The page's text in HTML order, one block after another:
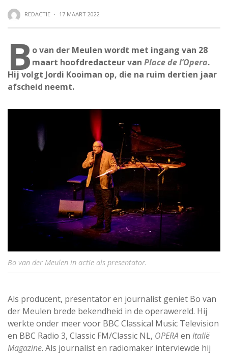
REDACTIE · 17 MAART 2022
B o van der Meulen wordt met ingang van 28
maart hoofdredacteur van Place de l’Opera.
Hij volgt Jordi Kooiman op, die na ruim dertien jaar
afscheid neemt.
Bo van der Meulen in actie als presentator.
Als producent, presentator en journalist geniet Bo van
der Meulen brede bekendheid in de operawereld. Hij
werkte onder meer voor BBC Classical Music Television
en BBC Radio 3, Classic FM/Classic NL, OPERA en Italië
Magazine. Als journalist en radiomaker interviewde hij